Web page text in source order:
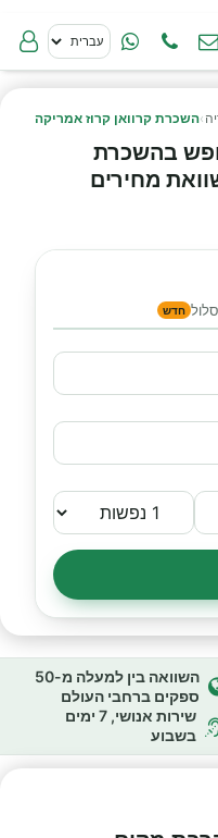
›השכרת קרוואן קרוז אמריקה
בהשכרת
מחירים
חדש
השוואה בין למעלה מ-50
ספקים ברחבי העולם
שירות אנושי, 7 ימים
בשבוע